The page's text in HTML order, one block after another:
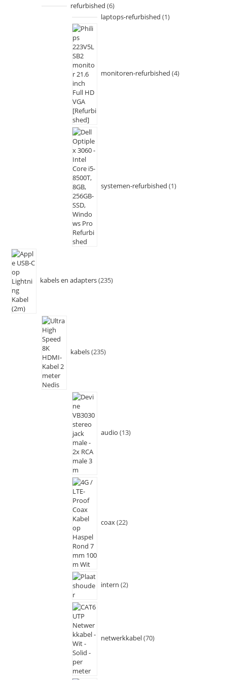
refurbished 6
laptops-refurbished 1
monitoren-refurbished 4
systemen-refurbished 1
kabels en adapters 235
kabels 235
audio 13
coax 22
intern 2
netwerkkabel 70